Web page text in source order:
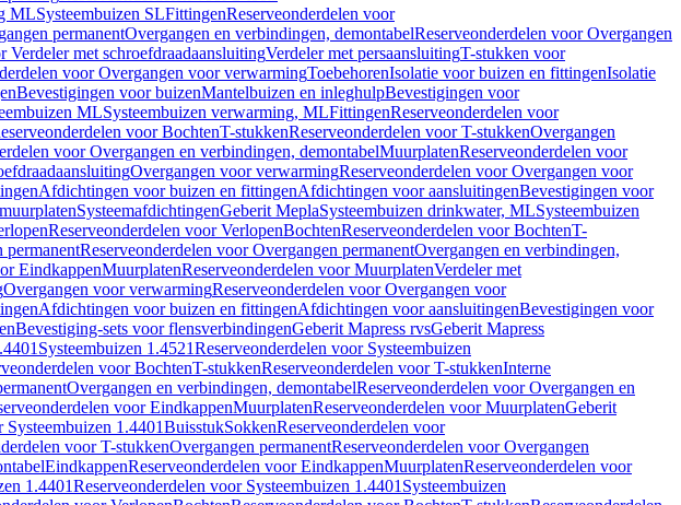
MLSysteembuizen SLFittingenReserveonderdelen voor
permanentOvergangen en verbindingen, demontabelReserveonderdelen voor Overgangen
Verdeler met schroefdraadaansluitingVerdeler met persaansluitingT-stukken voor
voor Overgangen voor verwarmingToebehorenIsolatie voor buizen en fittingenIsolatie
Bevestigingen voor buizenMantelbuizen en inleghulpBevestigingen voor
MLSysteembuizen verwarming, MLFittingenReserveonderdelen voor
voor BochtenT-stukkenReserveonderdelen voor T-stukkenOvergangen
voor Overgangen en verbindingen, demontabelMuurplatenReserveonderdelen voor
Overgangen voor verwarmingReserveonderdelen voor Overgangen voor
Afdichtingen voor buizen en fittingenAfdichtingen voor aansluitingenBevestigingen voor
SysteemafdichtingenGeberit MeplaSysteembuizen drinkwater, MLSysteembuizen
Reserveonderdelen voor VerlopenBochtenReserveonderdelen voor BochtenT-
permanentReserveonderdelen voor Overgangen permanentOvergangen en verbindingen,
EindkappenMuurplatenReserveonderdelen voor MuurplatenVerdeler met
Overgangen voor verwarmingReserveonderdelen voor Overgangen voor
Afdichtingen voor buizen en fittingenAfdichtingen voor aansluitingenBevestigingen voor
Bevestiging-sets voor flensverbindingenGeberit Mapress rvsGeberit Mapress
Systeembuizen 1.4521Reserveonderdelen voor Systeembuizen
voor BochtenT-stukkenReserveonderdelen voor T-stukkenInterne
Overgangen en verbindingen, demontabelReserveonderdelen voor Overgangen en
voor EindkappenMuurplatenReserveonderdelen voor MuurplatenGeberit
1.4401BuisstukSokkenReserveonderdelen voor
voor T-stukkenOvergangen permanentReserveonderdelen voor Overgangen
EindkappenReserveonderdelen voor EindkappenMuurplatenReserveonderdelen voor
1.4401Reserveonderdelen voor Systeembuizen 1.4401 Systeembuizen